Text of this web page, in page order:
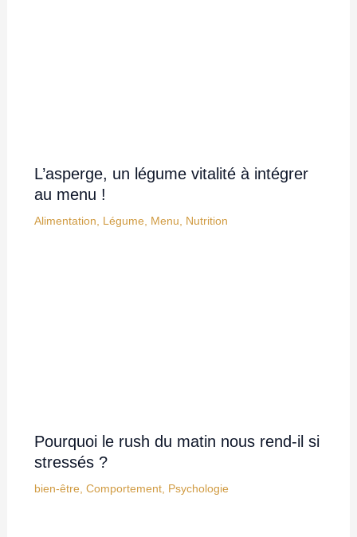
L’asperge, un légume vitalité à intégrer
au menu !
Alimentation Légume Menu Nutrition
Pourquoi le rush du matin nous rend-il si
stressés ?
bien-être Comportement, Psychologie